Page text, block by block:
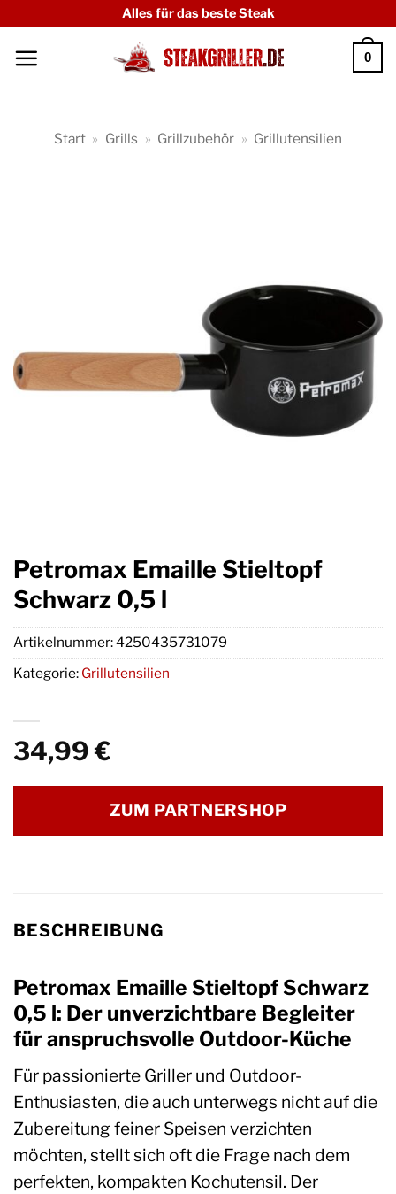
springen
Alles für das beste Steak
0
Start » Grills » Grillzubehör » Grillutensilien
Petromax Emaille Stieltopf
Schwarz 0,5 l
34,99€
ZUM PARTNERSHOP
Artikelnummer:4250435731079
Kategorie: Grillutensilien
BESCHREIBUNG
Petromax Emaille Stieltopf Schwarz
0,5 l: Der unverzichtbare Begleiter
für anspruchsvolle Outdoor-Küche
Für passionierte Griller und Outdoor-
Enthusiasten, die auch unterwegs nicht auf die
Zubereitung feiner Speisen verzichten
möchten, stellt sich oft die Frage nach dem
perfekten, kompakten Kochutensil. Der